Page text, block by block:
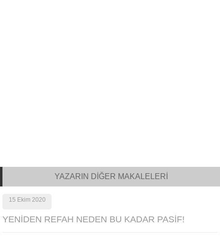
YAZARIN DİĞER MAKALELERİ
15 Ekim 2020
YENİDEN REFAH NEDEN BU KADAR PASİF!